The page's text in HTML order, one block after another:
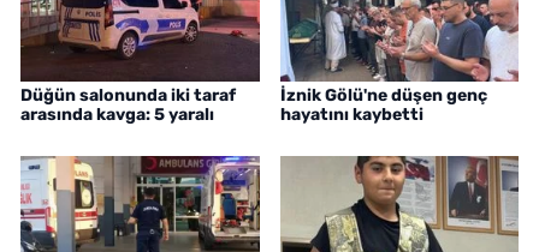
Düğün salonunda iki taraf
arasında kavga: 5 yaralı
İznik Gölü'ne düşen genç
hayatını kaybetti